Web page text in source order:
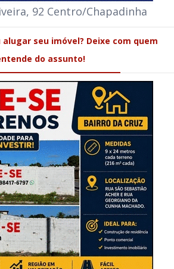
92 Centro/Chapadinha
alugar seu imóvel? Deixe com quem
do assunto!